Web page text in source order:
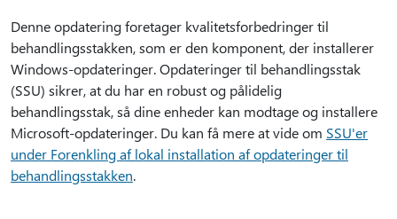
Denne opdatering foretager kvalitetsforbedringer til
behandlingsstakken, som er den komponent, der installerer
Windows-opdateringer. Opdateringer til behandlingsstak
(SSU) sikrer, at du har en robust og pålidelig
behandlingsstak, så dine enheder kan modtage og installere
Microsoft-opdateringer. Du kan få mere at vide om SSU'er
under Forenkling af lokal installation af opdateringer til
behandlingsstakken.